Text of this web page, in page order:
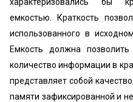
емкостью. Краткость
использованного в
Емкость должна
количество информации в
представляет собой
памяти зафиксированной и